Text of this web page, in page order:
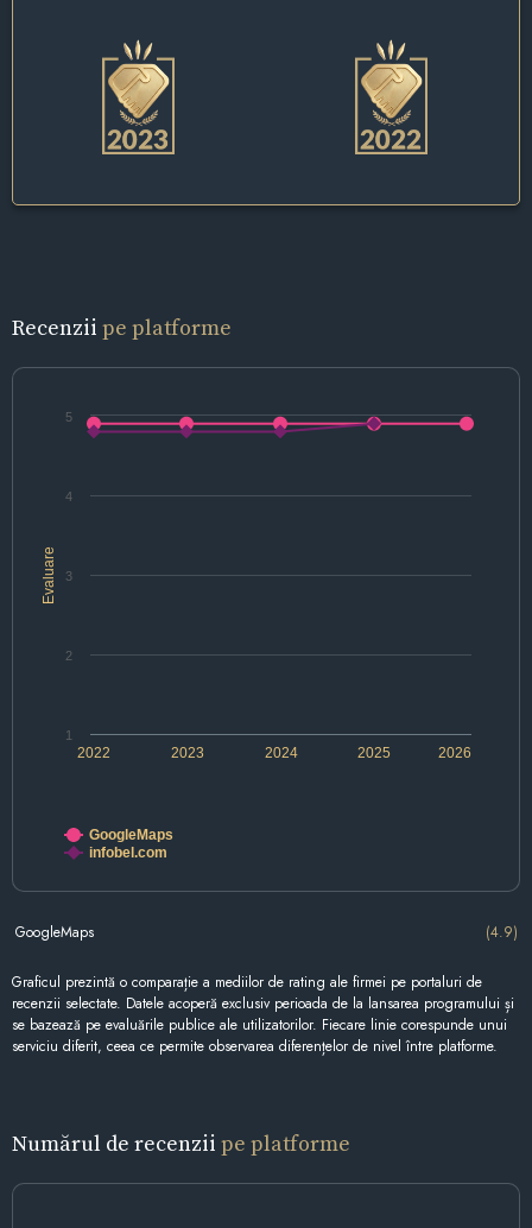
Recenzii pe platforme
Evaluare
2022 2024 2026
2023 2025
1
2
3
4
5
GoogleMaps
infobel.com
GoogleMaps (4.9)
Graficul prezintă o comparație a mediilor de rating ale firmei pe portaluri de
recenzii selectate. Datele acoperă exclusiv perioada de la lansarea programului și
se bazează pe evaluările publice ale utilizatorilor. Fiecare linie corespunde unui
serviciu diferit, ceea ce permite observarea diferențelor de nivel între platforme.
Numărul de recenzii pe platforme